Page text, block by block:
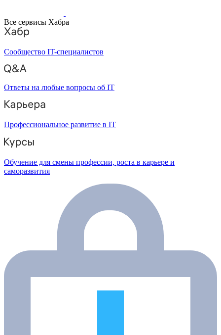
Все сервисы Хабра
Сообщество IT-специалистов
Ответы на любые вопросы об IT
Профессиональное развитие в IT
Обучение для смены профессии, роста в карьере и
саморазвития